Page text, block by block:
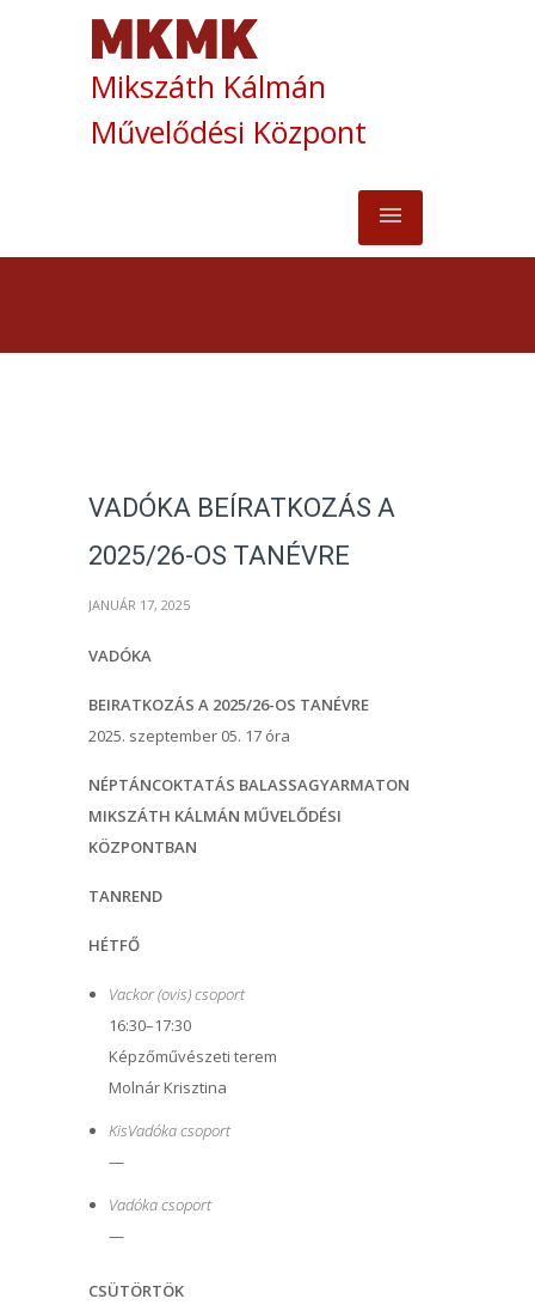
Mikszáth Kálmán
Művelődési Központ
VADÓKA BEÍRATKOZÁS A
2025/26-OS TANÉVRE
JANUÁR 17, 2025
VADÓKA
BEIRATKOZÁS A 2025/26-OS TANÉVRE
2025. szeptember 05. 17 óra
NÉPTÁNCOKTATÁS BALASSAGYARMATON
MIKSZÁTH KÁLMÁN MŰVELŐDÉSI
KÖZPONTBAN
TANREND
HÉTFŐ
Vackor (ovis) csoport
16:30–17:30
Képzőművészeti terem
Molnár Krisztina
KisVadóka csoport
—
Vadóka csoport
—
CSÜTÖRTÖK